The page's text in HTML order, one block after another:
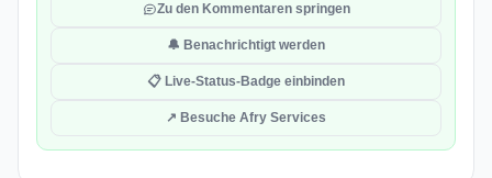
Zu den Kommentaren springen
🔔 Benachrichtigt werden
📋 Live-Status-Badge einbinden
↗ Besuche Afry Services